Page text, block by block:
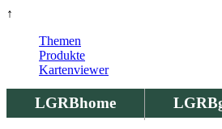
↑
LGRBhome
Themen
Produkte
Kartenviewer